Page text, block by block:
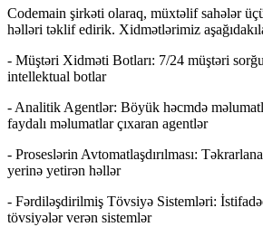
Codemain şirkəti olaraq, müxtəlif sahələr
həlləri təklif edirik. Xidmətlərimiz
- Müştəri Xidməti Botları: 7/24 müştəri
intellektual botlar
- Analitik Agentlər: Böyük həcmdə
faydalı məlumatlar çıxaran agentlər
- Proseslərin Avtomatlaşdırılması:
yerinə yetirən həllər
- Fərdiləşdirilmiş Tövsiyə Sistemləri:
tövsiyələr verən sistemlər